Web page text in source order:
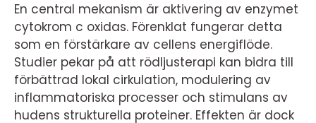
En central mekanism är aktivering av enzymet
cytokrom c oxidas. Förenklat fungerar detta
som en förstärkare av cellens energiflöde.
Studier pekar på att rödljusterapi kan bidra till
förbättrad lokal cirkulation, modulering av
inflammatoriska processer och stimulans av
hudens strukturella proteiner. Effekten är dock